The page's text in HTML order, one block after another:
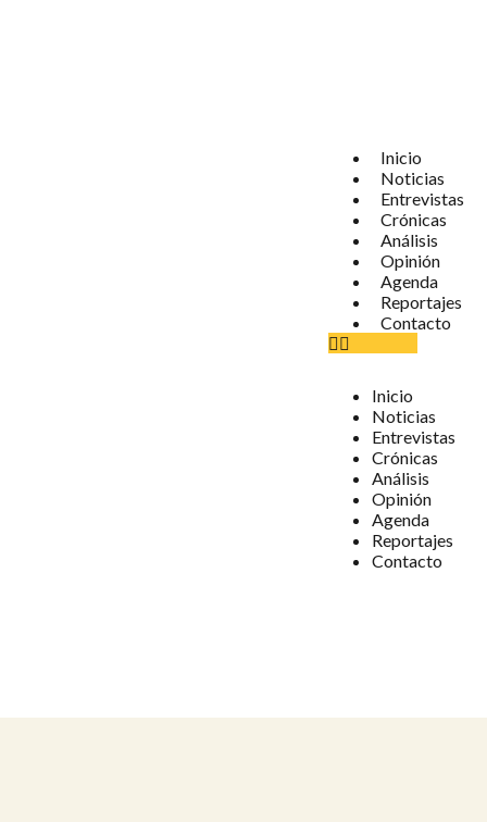
Inicio
Noticias
Entrevistas
Crónicas
Análisis
Opinión
Agenda
Reportajes
Contacto
Inicio
Noticias
Entrevistas
Crónicas
Análisis
Opinión
Agenda
Reportajes
Contacto